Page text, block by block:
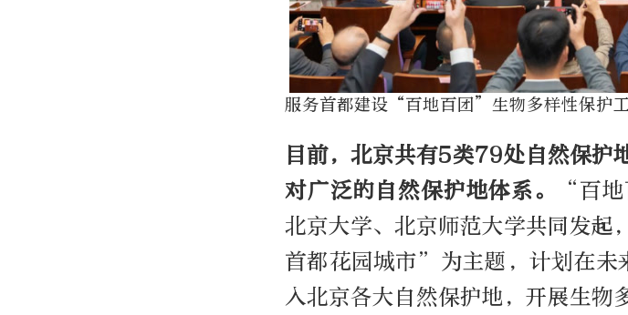
服务首都建设 “百地百团” 生物多样性保护
目前，北京共有5类79处自然保护
对广泛的自然保护地体系。
“百
北京大学、北京师范大学共同发起
首都花园城市” 为主题，计划在未
入北京各大自然保护地，开展生物